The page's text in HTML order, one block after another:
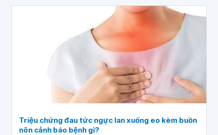
thường lúc 38 tuần được 2750g, tháng đầu tăng 1100g.
Tháng thứ 2 em chưa cân. Vậy bé còn nhỏ như vậy uống
thuốc điều trị có gây ra tác dụng phụ hay không?
Triệu chứng đau tức ngực lan xuống eo kèm buồn
nôn cảnh báo bệnh gì?